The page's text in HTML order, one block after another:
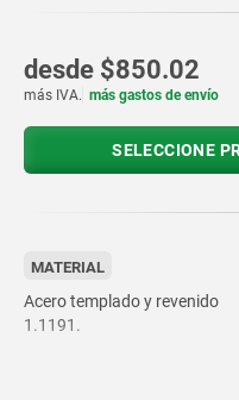
desde $850.02
más IVA. más gastos de envío
SELECCIONE
MATERIAL
Acero templado y revenido
1.1191.